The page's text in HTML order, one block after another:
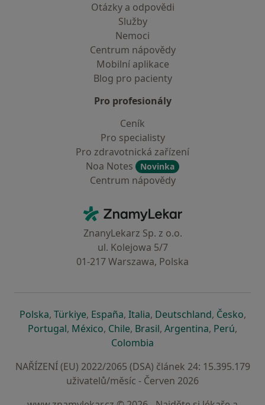
Otázky a odpovědi
Služby
Nemoci
Centrum nápovědy
Mobilní aplikace
Blog pro pacienty
Pro profesionály
Ceník
Pro specialisty
Pro zdravotnická zařízení
Noa Notes
Novinka
Centrum nápovědy
ZnamyLekar - Hlavní stránka
ZnanyLekarz Sp. z o.o.
ul. Kolejowa 5/7
01-217 Warszawa, Polska
Polskase otevře v nové záložce
, Türkiyese otevře v nové záložce
, Españase otevře v nové záložce
, Italiase otevře v nové záložce
, Deutschlandse otevře v
, Českose
,
Portugalse otevře v nové záložce
, Méxicose otevře v nové záložce
, Chilese otevře v nové záložce
, Brasilse otevře v nové
, Argentinase otevře v
, Perúse
,
Colombia
NAŘÍZENÍ (EU) 2022/2065 (DSA) článek 24: 15.395.179
uživatelů/měsíc - Červen 2026